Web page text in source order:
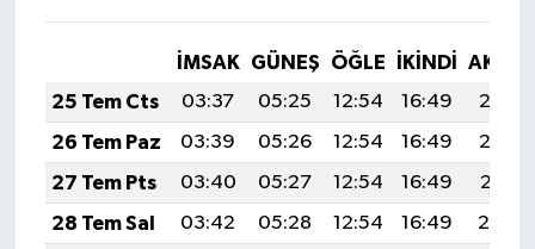
İMSAK GÜNEŞ ÖĞLE İKINDI
25 Tem Cts
03:37 05:25 12:54 16:49
20:12
26 Tem Paz
03:39 05:26 12:54 16:49
20:12
27 Tem Pts
03:40 05:27 12:54 16:49
20:11
28 Tem Sal
03:42 05:28 12:54 16:49
20:10